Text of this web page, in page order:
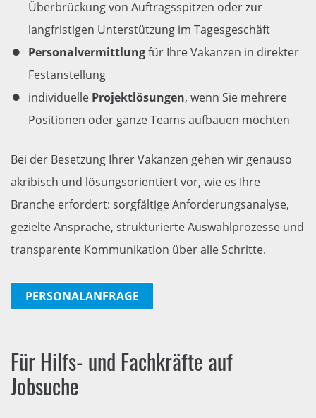
Überbrückung von Auftragsspitzen oder zur
langfristigen Unterstützung im Tagesgeschäft
Personalvermittlungfür Ihre Vakanzen in direkter
Festanstellung
individuelle Projektlösungen, wenn Sie mehrere
Positionen oder ganze Teams aufbauen möchten
Bei der Besetzung Ihrer Vakanzen gehen wir genauso
akribisch und lösungsorientiert vor, wie es Ihre
Branche erfordert: sorgfältige Anforderungsanalyse,
gezielte Ansprache, strukturierte Auswahlprozesse und
transparente Kommunikation über alle Schritte.
PERSONALANFRAGE
Für Hilfs- und Fachkräfte auf
Jobsuche